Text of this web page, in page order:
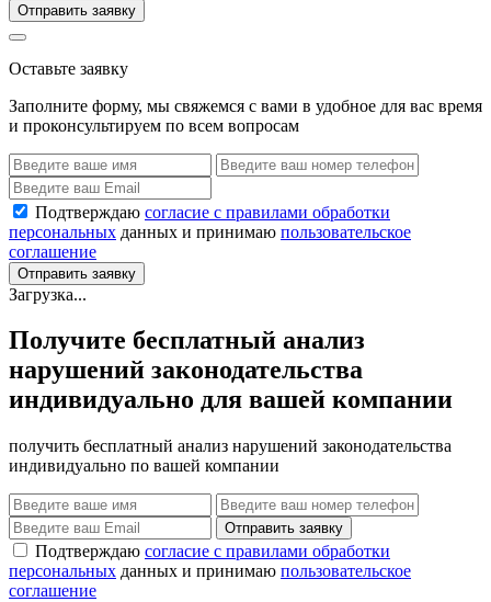
Отправить заявку
Оставьте заявку
Заполните форму, мы свяжемся с вами в удобное для вас время
и проконсультируем по всем вопросам
Подтверждаю согласие с правилами обработки
персональных данных и принимаю пользовательское
соглашение
Отправить заявку
Загрузка...
Получите бесплатный анализ
нарушений законодательства
индивидуально для вашей компании
получить бесплатный анализ нарушений законодательства
индивидуально по вашей компании
Отправить заявку
Подтверждаю согласие с правилами обработки
персональных данных и принимаю пользовательское
соглашение